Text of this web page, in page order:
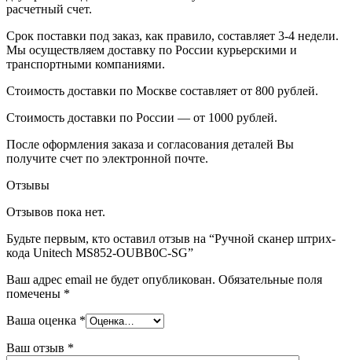
расчетный счет.
Срок поставки под заказ, как правило, составляет 3-4 недели.
Мы осуществляем доставку по России курьерскими и
транспортными компаниями.
Стоимость доставки по Москве составляет от 800 рублей.
Стоимость доставки по России — от 1000 рублей.
После оформления заказа и согласования деталей Вы
получите счет по электронной почте.
Отзывы
Отзывов пока нет.
Будьте первым, кто оставил отзыв на “Ручной сканер штрих-
кода Unitech MS852-OUBB0C-SG”
Ваш адрес email не будет опубликован. Обязательные поля
помечены *
Ваша оценка *
Ваш отзыв *